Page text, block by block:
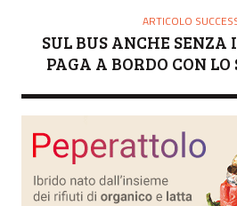
ARTICOLO
SUL BUS ANCHE SENZA
PAGA A BORDO CON